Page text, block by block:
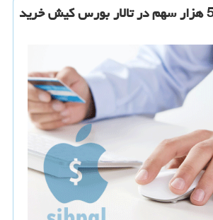
52 میلیون و 592 هزار سهم در تالار بورس كیش خرید